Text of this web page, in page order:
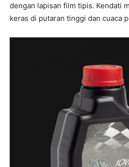
dengan lapisan film tipis. Kendati
keras di putaran tinggi dan cuaca